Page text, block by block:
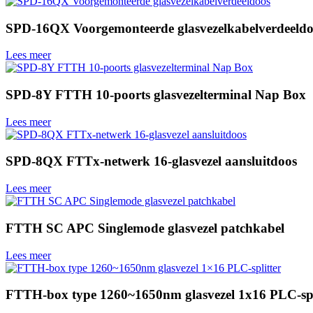
SPD-16QX Voorgemonteerde
Lees meer
SPD-8Y FTTH 10-poorts glasvezelterminal Nap Box
Lees meer
SPD-8QX FTTx-netwerk 16-glasvezel aansluitdoos
Lees meer
FTTH SC APC Singlemode glasvezel patchkabel
Lees meer
FTTH-box type 1260~1650nm glasvezel 1x16 PLC-